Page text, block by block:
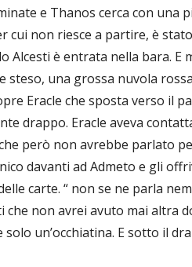
e Thanos cerca con una
cui non riesce a partire, è
Alcesti è entrata nella bara. E
steso, una grossa nuvola
Eracle che sposta verso il
drappo. Eracle aveva
però non avrebbe parlato
davanti ad Admeto e gli
carte. “ non se ne parla
che non avrei avuto mai altra
un’occhiatina. E sotto il